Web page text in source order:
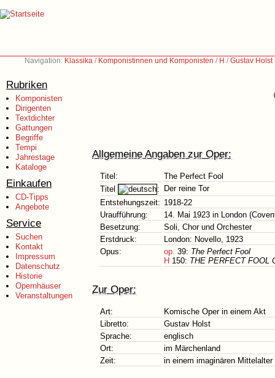
Navigation: Klassika / Komponistinnen und Komponisten / H /Gustav
Rubriken
Komponisten
Dirigenten
Textdichter
Gattungen
Begriffe
Tempi
Jahrestage
Kataloge
Einkaufen
CD-Tipps
Angebote
Service
Suchen
Kontakt
Impressum
Datenschutz
Historie
Opernhäuser
Veranstaltungen
Allgemeine Angaben zur Oper:
Titel:
The Perfect Fool
Titel
:
Der reine Tor
Entstehungszeit: 1918-22
Uraufführung:
14. Mai 1923 in London
Besetzung:
Soli, Chor und Orchester
Erstdruck:
London: Novello, 1923
Opus:
op. 39: The Perfect Fool
H 150: THE PERFECT FOOL
Zur Oper:
Art:
Komische Oper in einem Akt
Libretto:
Gustav Holst
Sprache:
englisch
Ort:
im Märchenland
Zeit:
in einem imaginären Mittelalter